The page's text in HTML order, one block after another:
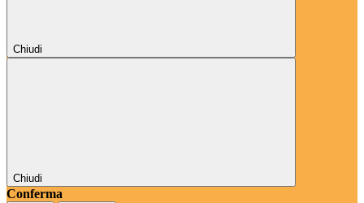
Chiudi
Chiudi
Conferma